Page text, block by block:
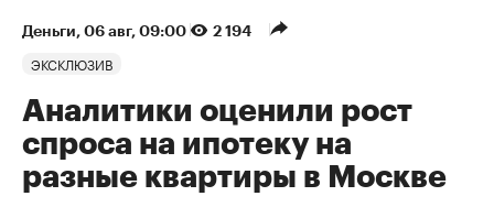
Деньги⁠, 06 авг, 09:00 2 194
ЭКСКЛЮЗИВ
Аналитики оценили рост
спроса на ипотеку на
разные квартиры в Москве